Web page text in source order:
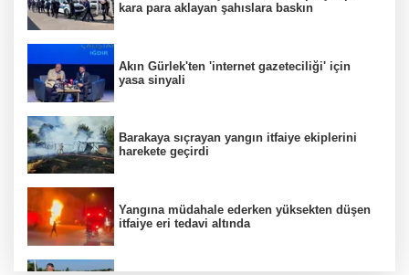
kara para aklayan şahıslara baskın
Akın Gürlek'ten 'internet gazeteciliği' için
yasa sinyali
Barakaya sıçrayan yangın itfaiye ekiplerini
harekete geçirdi
Yangına müdahale ederken yüksekten düşen
itfaiye eri tedavi altında